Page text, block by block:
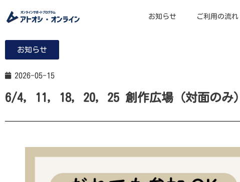
お知らせ ご利用の流れ
お知らせ
2026-05-15
6/4, 11, 18, 20, 25 創作広場（対面のみ）